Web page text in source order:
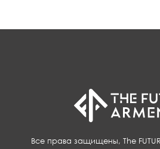
Все права защищены, The